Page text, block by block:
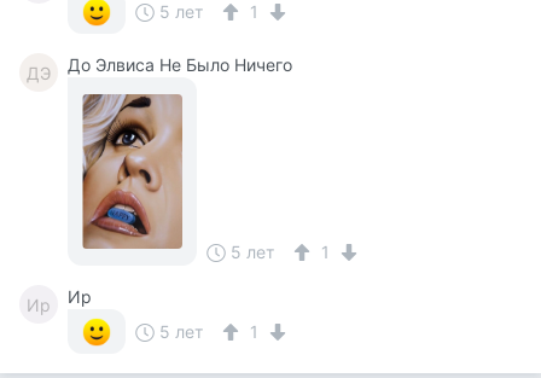
5 лет
1
ДЭ До Элвиса Не Было Ничего
5 лет 1
Ир
Ир
5 лет
1